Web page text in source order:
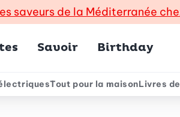
saveurs de la Méditerranée
Savoir Birthday
Tout pour la maisonLivres